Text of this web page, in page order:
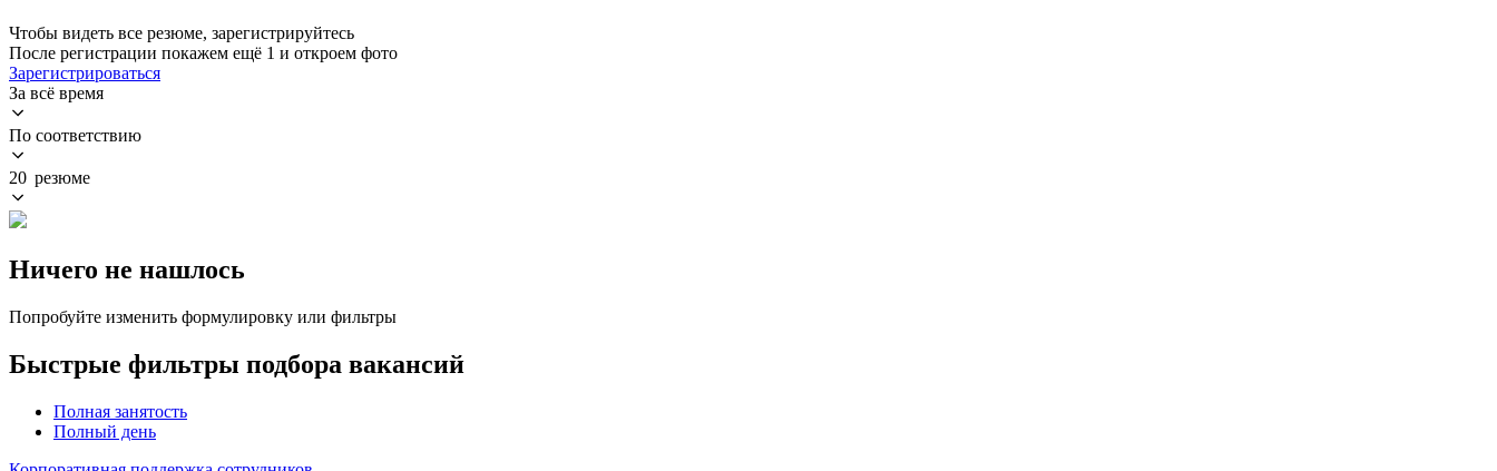
Чтобы видеть все резюме, зарегистрируйтесь
После регистрации покажем ещё 1 и откроем фото
Зарегистрироваться
За всё время
По соответствию
20 резюме
Ничего не нашлось
Попробуйте изменить формулировку или фильтры
Быстрые фильтры подбора вакансий
Полная занятость
Полный день